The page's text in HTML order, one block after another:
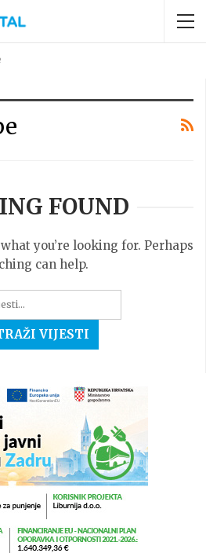
FOUND
you’re looking for. Perhaps
can help.